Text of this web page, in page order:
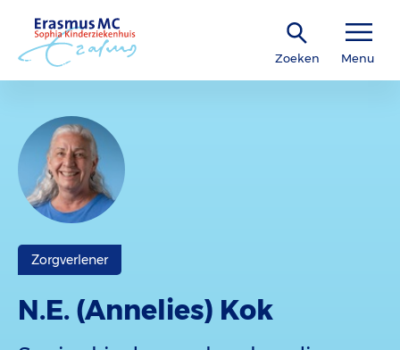
Zoeken Menu
Zorgverlener
N.E. (Annelies) Kok